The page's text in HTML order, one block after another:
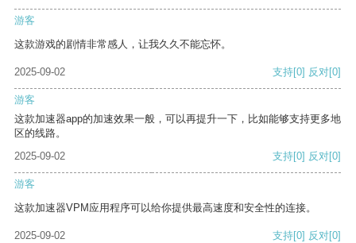
游客
这款游戏的剧情非常感人，让我久久不能忘怀。
2025-09-02 支持[0] 反对[0]
游客
这款加速器app的加速效果一般，可以再提升一下，比如能够支持更多地
区的线路。
2025-09-02
支持[0] 反对[0]
游客
这款加速器VPM应用程序可以给你提供最高速度和安全性的连接。
2025-09-02 支持[0] 反对[0]